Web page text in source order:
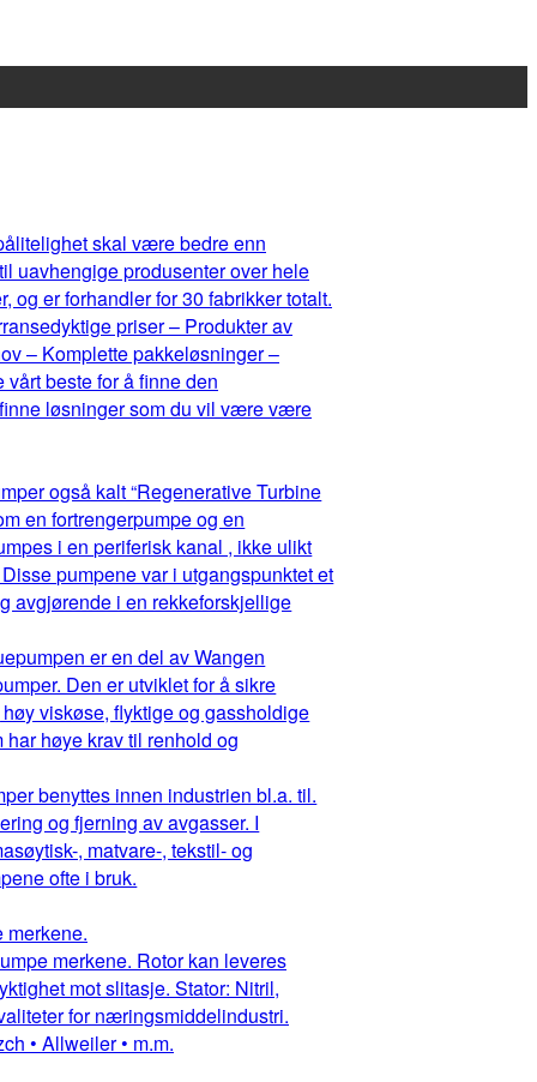
skal være bedre enn
uavhengige produsenter over hele
og er forhandler for 30 fabrikker totalt.
priser – Produkter av
– Komplette pakkeløsninger –
beste for å finne den
løsninger som du vil være være
også kalt “Regenerative Turbine
en fortrengerpumpe og en
i en periferisk kanal , ikke ulikt
pumpene var i utgangspunktet et
avgjørende i en rekkeforskjellige
er en del av Wangen
Den er utviklet for å sikre
viskøse, flyktige og gassholdige
høye krav til renhold og
benyttes innen industrien bl.a. til.
og fjerning av avgasser. I
, matvare-, tekstil- og
ofte i bruk.
merkene.
merkene. Rotor kan leveres
mot slitasje. Stator: Nitril,
for næringsmiddelindustri.
• Allweiler • m.m.